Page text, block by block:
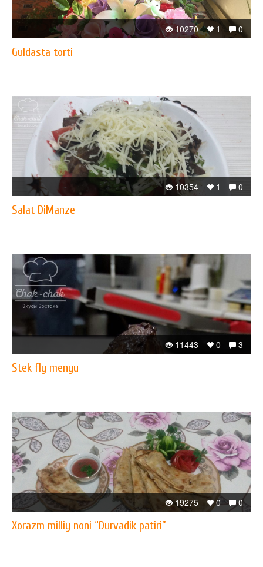
0
1
10270
Guldasta torti
0
1
10354
Salat DiManze
3
0
11443
Stek fly menyu
0
0
19275
Xorazm milliy noni “Durvadik patiri”